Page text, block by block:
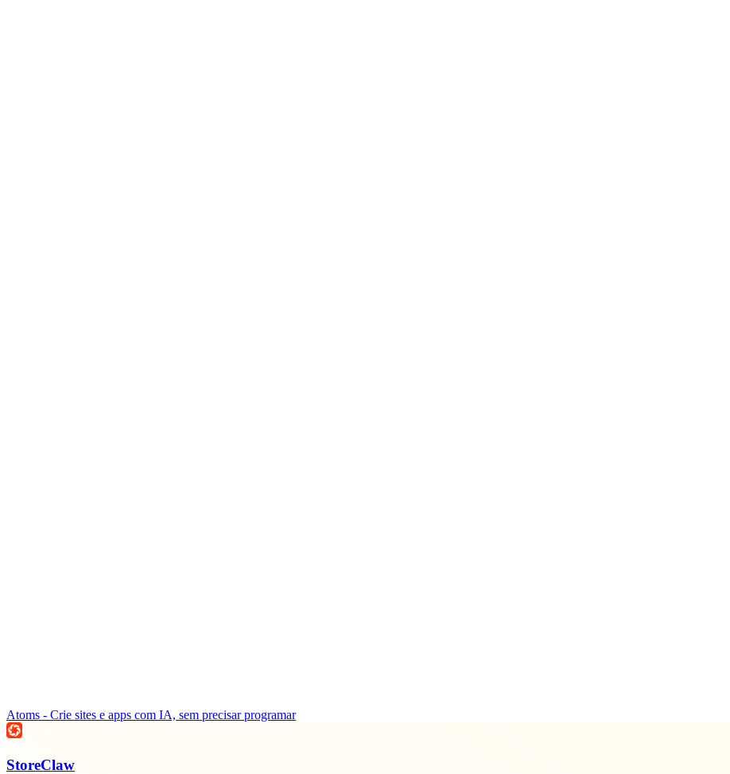
Atoms - Crie sites e apps com IA, sem precisar programar
StoreClaw